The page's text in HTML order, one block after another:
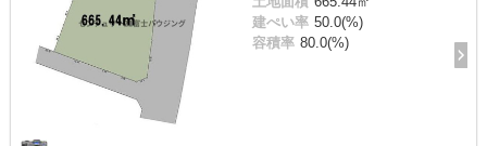
建ぺい率 50.0(%)
容積率 80.0(%)